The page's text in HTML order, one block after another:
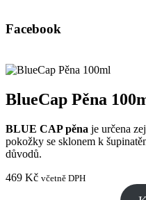
Facebook
BlueCap Pěna
BLUE CAP pěna je určena
pokožky se sklonem k
důvodů.
469 Kč včetně DPH